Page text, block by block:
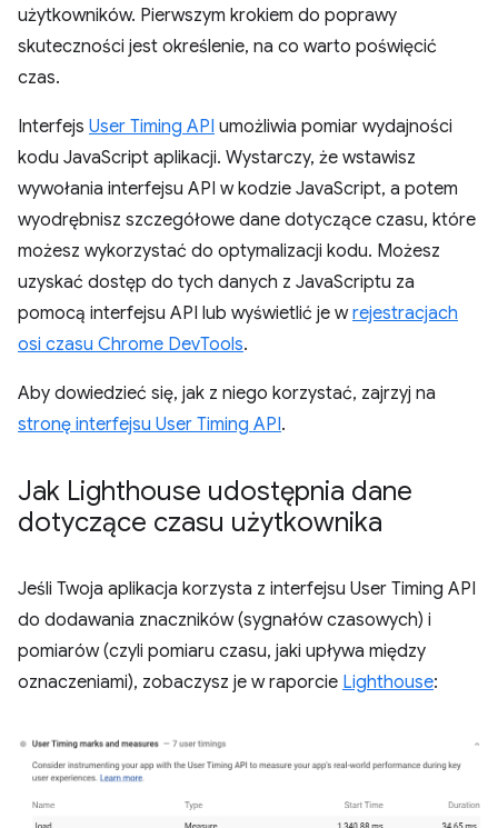
użytkowników. Pierwszym krokiem do poprawy
skuteczności jest określenie, na co warto poświęcić
czas.
Interfejs User Timing API umożliwia pomiar wydajności
kodu JavaScript aplikacji. Wystarczy, że wstawisz
wywołania interfejsu API w kodzie JavaScript, a potem
wyodrębnisz szczegółowe dane dotyczące czasu, które
możesz wykorzystać do optymalizacji kodu. Możesz
uzyskać dostęp do tych danych z JavaScriptu za
pomocą interfejsu API lub wyświetlić je wrejestracjach
osi czasu Chrome DevTools.
Aby dowiedzieć się, jak z niego korzystać, zajrzyj na
stronę interfejsu User Timing API.
Jak Lighthouse udostępnia dane
dotyczące czasu użytkownika
Jeśli Twoja aplikacja korzysta z interfejsu User Timing API
do dodawania znaczników (sygnałów czasowych) i
pomiarów (czyli pomiaru czasu, jaki upływa między
oznaczeniami), zobaczysz je w raporcie Lighthouse: